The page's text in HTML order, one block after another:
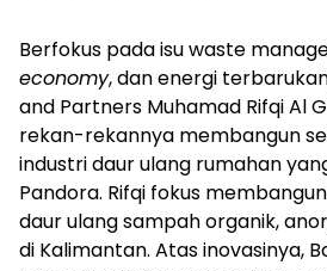
Berfokus pada isu waste
economy, dan energi
and Partners Muhamad Rifqi Al
rekan-rekannya membangun
industri daur ulang rumahan
Pandora. Rifqi fokus
daur ulang sampah organik,
di Kalimantan. Atas inovasinya,